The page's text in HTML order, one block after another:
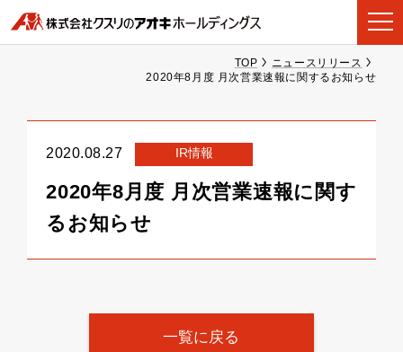
TOP
ニュースリリース
2020年8月度 月次営業速報に関するお知らせ
2020.08.27 IR情報
2020年8月度 月次営業速報に関す
るお知らせ
一覧に戻る